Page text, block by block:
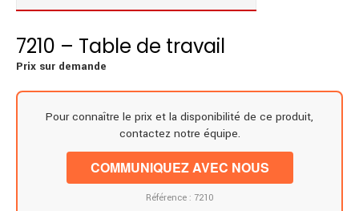
7210 – Table de travail
Prix sur demande
Pour connaître le prix et la disponibilité de ce produit,
contactez notre équipe.
COMMUNIQUEZ AVEC NOUS
Référence : 7210